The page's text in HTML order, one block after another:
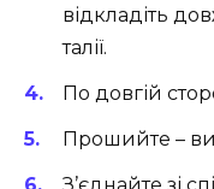
відкладіть
талії.
По довгій
Прошийте –